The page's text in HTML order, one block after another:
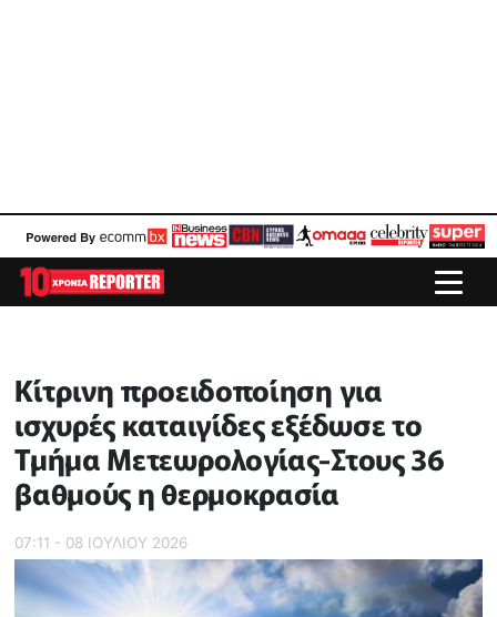
Κίτρινη προειδοποίηση για
ισχυρές καταιγίδες εξέδωσε το
Τμήμα Μετεωρολογίας-Στους 36
βαθμούς η θερμοκρασία
07:11 - 08 ΙΟΥΛΙΟΥ 2026